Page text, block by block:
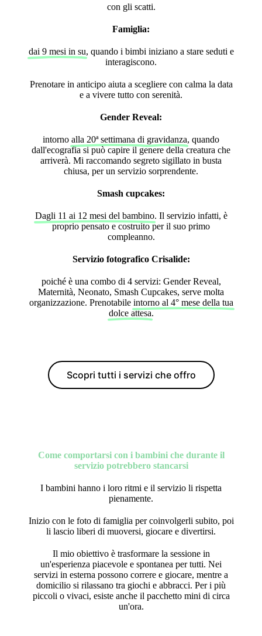
con gli scatti.
Famiglia:
dai 9 mesi in su, quando i bimbi iniziano a stare seduti e
interagiscono.
Prenotare in anticipo aiuta a scegliere con calma la data
e a vivere tutto con serenità.
Gender Reveal:
intorno alla 20ª settimana di gravidanza, quando
dall'ecografia si può capire il genere della creatura che
arriverà. Mi raccomando segreto sigillato in busta
chiusa, per un servizio sorprendente.
Smash cupcakes:
Dagli 11 ai 12 mesi del bambino. Il servizio infatti, è
proprio pensato e costruito per il suo primo
compleanno.
Servizio fotografico Crisalide:
poiché è una combo di 4 servizi: Gender Reveal,
Maternità, Neonato, Smash Cupcakes, serve molta
organizzazione. Prenotabile intorno al 4° mese della tua
dolce attesa.
Scopri tutti i servizi che offro
Come comportarsi con i bambini che durante il
servizio potrebbero stancarsi
I bambini hanno i loro ritmi e il servizio li rispetta
pienamente.
Inizio con le foto di famiglia per coinvolgerli subito, poi
li lascio liberi di muoversi, giocare e divertirsi.
Il mio obiettivo è trasformare la sessione in
un'esperienza piacevole e spontanea per tutti. Nei
servizi in esterna possono correre e giocare, mentre a
domicilio si rilassano tra giochi e abbracci. Per i più
piccoli o vivaci, esiste anche il pacchetto mini di circa
un'ora.